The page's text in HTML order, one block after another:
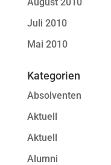
Juli 2010
Mai 2010
Kategorien
Absolventen
Aktuell
Aktuell
Alumni